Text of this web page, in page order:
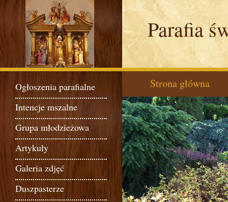
Parafia
Ogłoszenia parafialne
Intencje mszalne
Grupa młodzieżowa
Artykuły
Galeria zdjęć
Duszpasterze
Strona główna